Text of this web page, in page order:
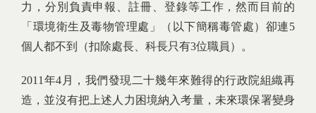
力，分別負責申報、註冊、登錄等工作，然而目前的
「環境衛生及毒物管理處」（以下簡稱毒管處）卻連5
個人都不到（扣除處長、科長只有3位職員）。
2011年4月，我們發現二十幾年來難得的行政院組織再
造，並沒有把上述人力困境納入考量，未來環保署變身